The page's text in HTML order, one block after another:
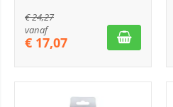
€24,27
vanaf
€ 17,07